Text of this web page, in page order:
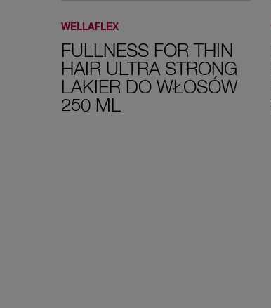
WELLAFLEX
FULLNESS FOR THIN
HAIR ULTRA STRONG
LAKIER DO WŁOSÓW
250 ML